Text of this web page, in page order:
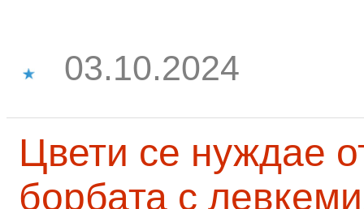
03.10.2024
Цвети се нуждае
борбата с